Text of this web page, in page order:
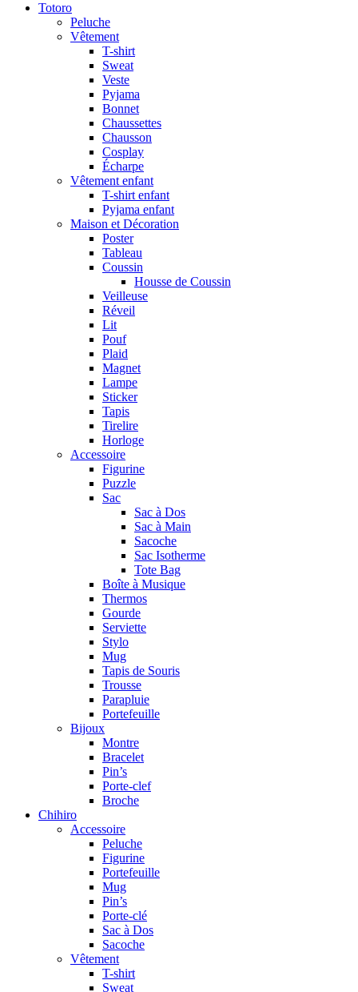
Totoro
Peluche
Vêtement
T-shirt
Sweat
Veste
Pyjama
Bonnet
Chaussettes
Chausson
Cosplay
Écharpe
Vêtement enfant
T-shirt enfant
Pyjama enfant
Maison et Décoration
Poster
Tableau
Coussin
Housse de Coussin
Veilleuse
Réveil
Lit
Pouf
Plaid
Magnet
Lampe
Sticker
Tapis
Tirelire
Horloge
Accessoire
Figurine
Puzzle
Sac
Sac à Dos
Sac à Main
Sacoche
Sac Isotherme
Tote Bag
Boîte à Musique
Thermos
Gourde
Serviette
Stylo
Mug
Tapis de Souris
Trousse
Parapluie
Portefeuille
Bijoux
Montre
Bracelet
Pin’s
Porte-clef
Broche
Chihiro
Accessoire
Peluche
Figurine
Portefeuille
Mug
Pin’s
Porte-clé
Sac à Dos
Sacoche
Vêtement
T-shirt
Sweat